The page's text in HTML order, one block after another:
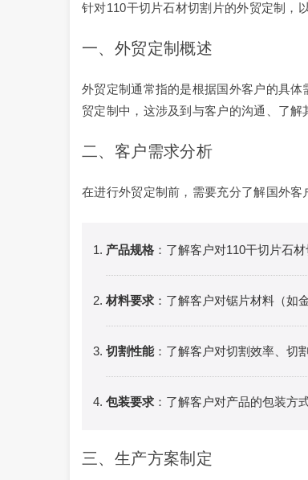
针对110干切片石材切割片的外贸定制，
一、外贸定制概述
外贸定制通常指的是根据国外客户的具
贸定制中，这涉及到与客户的沟通、了解
二、客户需求分析
在进行外贸定制前，需要充分了解国外客
产品规格 ：了解客户对110干切片石
材料要求 ：了解客户对锯片材料（如
切割性能：了解客户对切割效率、切
包装要求 ：了解客户对产品的包装方
三、生产方案制定